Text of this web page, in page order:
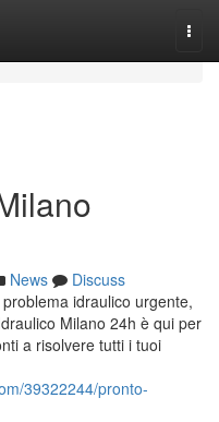
News
Discuss
idraulico urgente,
Milano 24h è qui per
a risolvere tutti i tuoi
39322244/pronto-